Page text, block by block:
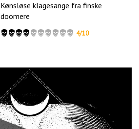
Kønsløse klagesange fra finske
doomere
4/10